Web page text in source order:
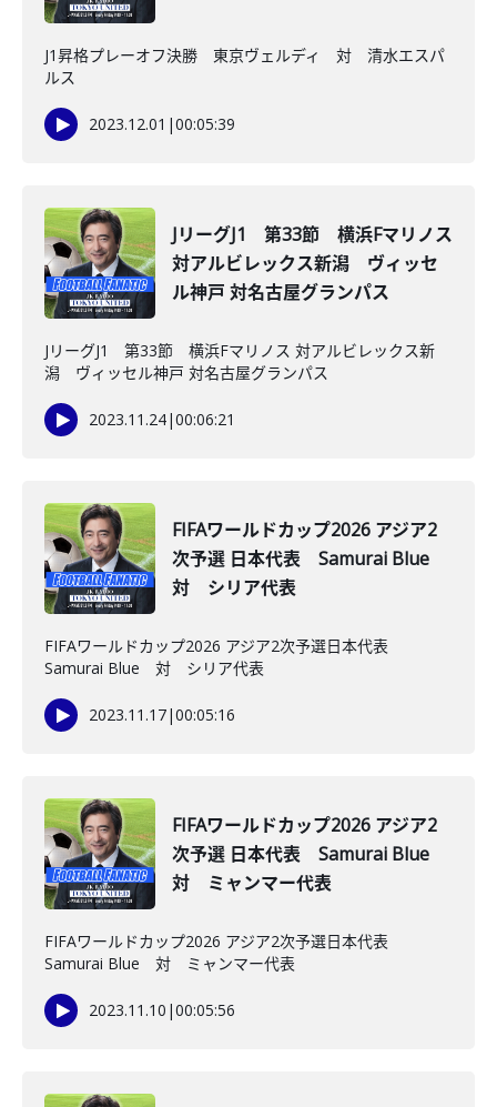
J1昇格プレーオフ決勝 東京ヴェルディ 対 清水エスパ
ルス
2023.12.01 |00:05:39
JリーグJ1 第33節 横浜Fマリノス
対アルビレックス新潟 ヴィッセ
ル神戸 対名古屋グランパス
JリーグJ1 第33節 横浜Fマリノス 対アルビレックス新
潟 ヴィッセル神戸 対名古屋グランパス
2023.11.24|00:06:21
FIFAワールドカップ2026 アジア2
次予選 日本代表 Samurai Blue
対 シリア代表
FIFAワールドカップ2026 アジア2次予選日本代表
Samurai Blue 対 シリア代表
2023.11.17|00:05:16
FIFAワールドカップ2026 アジア2
次予選 日本代表 Samurai Blue
対 ミャンマー代表
FIFAワールドカップ2026 アジア2次予選日本代表
Samurai Blue 対 ミャンマー代表
2023.11.10 |00:05:56